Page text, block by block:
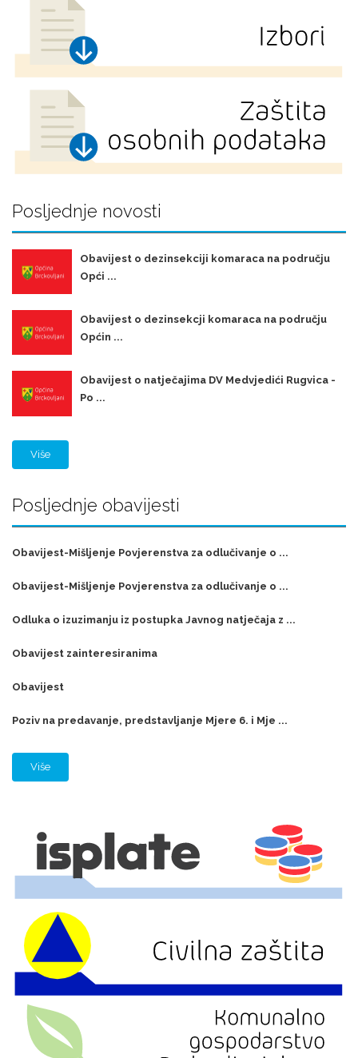
Posljednje novosti
Obavijest o dezinsekciji komaraca na području
Opći ...
Obavijest o dezinsekcji komaraca na području
Općin ...
Obavijest o natječajima DV Medvjedići Rugvica -
Po ...
Više
Posljednje obavijesti
Obavijest-Mišljenje Povjerenstva za odlučivanje o ...
Obavijest-Mišljenje Povjerenstva za odlučivanje o ...
Odluka o izuzimanju iz postupka Javnog natječaja z ...
Obavijest zainteresiranima
Obavijest
Poziv na predavanje, predstavljanje Mjere 6. i Mje ...
Više